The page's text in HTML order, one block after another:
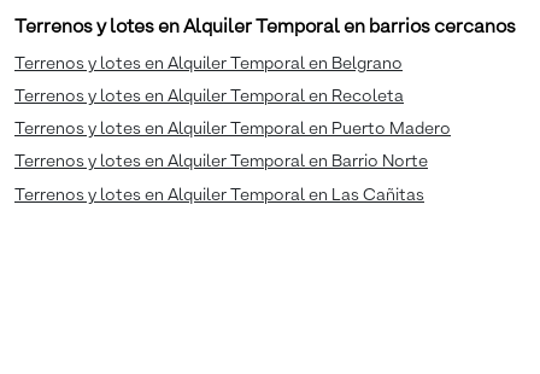
Terrenos y lotes en Alquiler Temporal en barrios cercanos
Terrenos y lotes en Alquiler Temporal en Belgrano
Terrenos y lotes en Alquiler Temporal en Recoleta
Terrenos y lotes en Alquiler Temporal en Puerto Madero
Terrenos y lotes en Alquiler Temporal en Barrio Norte
Terrenos y lotes en Alquiler Temporal en Las Cañitas